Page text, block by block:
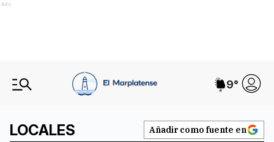
Ads
9°
LOCALES Añadir como fuente en